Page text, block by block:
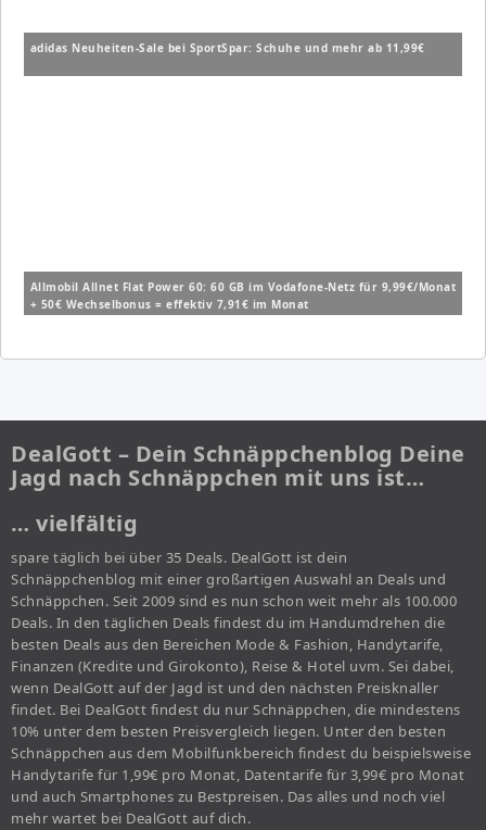
adidas Neuheiten-Sale bei SportSpar: Schuhe und mehr ab 11,99€
Allmobil Allnet Flat Power 60: 60 GB im Vodafone-Netz für 9,99€/Monat
+ 50€ Wechselbonus = effektiv 7,91€ im Monat
DealGott – Dein Schnäppchenblog Deine
Jagd nach Schnäppchen mit uns ist…
… vielfältig
spare täglich bei über 35 Deals. DealGott ist dein
Schnäppchenblog mit einer großartigen Auswahl an Deals und
Schnäppchen. Seit 2009 sind es nun schon weit mehr als 100.000
Deals. In den täglichen Deals findest du im Handumdrehen die
besten Deals aus den Bereichen Mode & Fashion, Handytarife,
Finanzen (Kredite und Girokonto), Reise & Hotel uvm. Sei dabei,
wenn DealGott auf der Jagd ist und den nächsten Preisknaller
findet. Bei DealGott findest du nur Schnäppchen, die mindestens
10% unter dem besten Preisvergleich liegen. Unter den besten
Schnäppchen aus dem Mobilfunkbereich findest du beispielsweise
Handytarife für 1,99€ pro Monat, Datentarife für 3,99€ pro Monat
und auch Smartphones zu Bestpreisen. Das alles und noch viel
mehr wartet bei DealGott auf dich.